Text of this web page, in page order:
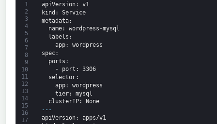
1
2
3
4
5
6
7
8
9
10
11
12
13
14
15
16
17
apiVersion: v1
kind : Service
metadata:
name: wordpress-mysql
labels :
app: wordpress
spec:
ports :
-
port : 3306
selector:
app: wordpress
tier: mysql
clusterIP: None
---
apiVersion: apps/v1